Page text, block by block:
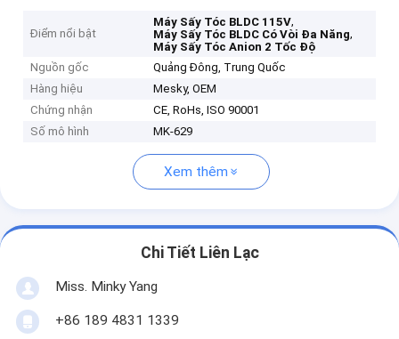
Điểm nổi bật
Máy Sấy Tóc BLDC 115V,
Máy Sấy Tóc BLDC Có Vòi Đa Năng,
Máy Sấy Tóc Anion 2 Tốc Độ
Nguồn gốc
Quảng Đông, Trung Quốc
Hàng hiệu
Mesky, OEM
Chứng nhận
CE, RoHs, ISO 90001
Số mô hình
MK-629
Xem thêm
Chi Tiết Liên Lạc
Miss. Minky Yang
+86 189 4831 1339